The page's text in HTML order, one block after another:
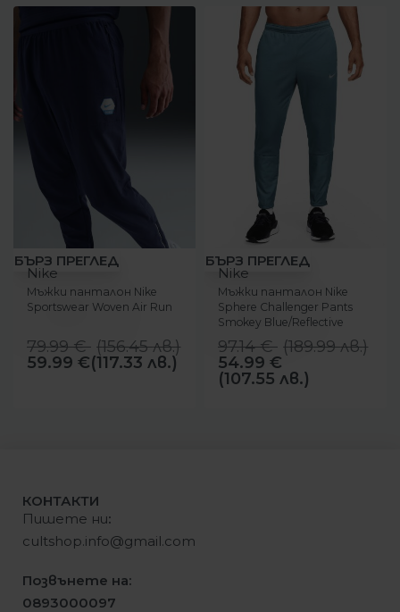
-25%
БЪРЗ ПРЕГЛЕД
Nike
Мъжки панталон Nike
Sportswear Woven Air Run
79.99€ (156.45лв.)
59.99 €(117.33 лв.)
-43%
БЪРЗ ПРЕГЛЕД
Nike
Мъжки панталон Nike
Sphere Challenger Pants
Smokey Blue/Reflective
Silver
97.14€ (189.99лв.)
54.99 €
(107.55 лв.)
КОНТАКТИ
Пишете ни:
cultshop.info@gmail.com
Позвънете на:
0893000097